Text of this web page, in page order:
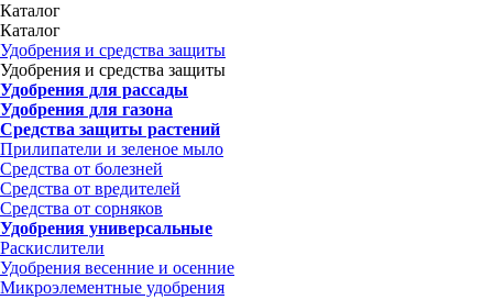
Каталог
Каталог
Удобрения и средства защиты
Удобрения и средства защиты
Удобрения для рассады
Удобрения для газона
Средства защиты растений
Прилипатели и зеленое мыло
Средства от болезней
Средства от вредителей
Средства от сорняков
Удобрения универсальные
Раскислители
Удобрения весенние и осенние
Микроэлементные удобрения